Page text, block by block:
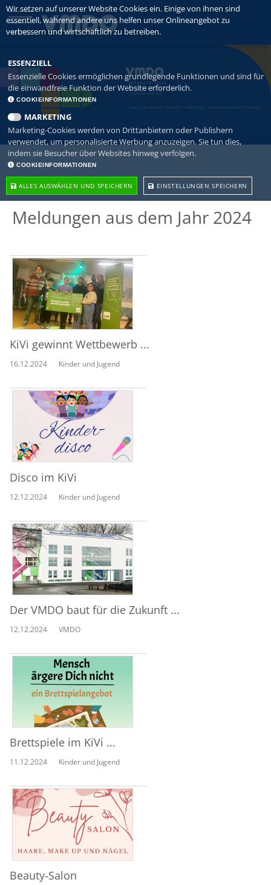
Wir setzen auf unserer Website Cookies ein. Einige von ihnen sind
essentiell, während andere uns helfen unser Onlineangebot zu
verbessern und wirtschaftlich zu betreiben.
ESSENZIELL
Essenzielle Cookies ermöglichen grundlegende Funktionen und sind für
die einwandfreie Funktion der Website erforderlich.
COOKIEINFORMATIONEN
MARKETING
Marketing-Cookies werden von Drittanbietern oder Publishern
verwendet, um personalisierte Werbung anzuzeigen. Sie tun dies,
indem sie Besucher über Websites hinweg verfolgen.
COOKIEINFORMATIONEN
ALLES AUSWÄHLEN UND SPEICHERN EINSTELLUNGEN SPEICHERN
MENÜ
Meldungen aus dem Jahr 2024
KiVi gewinnt Wettbewerb ...
16.12.2024 Kinder und Jugend
Disco im KiVi
12.12.2024 Kinder und Jugend
Der VMDO baut für die Zukunft ...
12.12.2024 VMDO
Brettspiele im KiVi ...
11.12.2024 Kinder und Jugend
Beauty-Salon